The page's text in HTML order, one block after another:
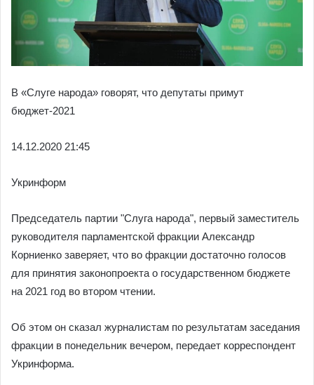
В «Слуге народа» говорят, что депутаты примут
бюджет-2021
14.12.2020 21:45
Укринформ
Председатель партии "Слуга народа", первый заместитель
руководителя парламентской фракции Александр
Корниенко заверяет, что во фракции достаточно голосов
для принятия законопроекта о государственном бюджете
на 2021 год во втором чтении.
Об этом он сказал журналистам по результатам заседания
фракции в понедельник вечером, передает корреспондент
Укринформа.